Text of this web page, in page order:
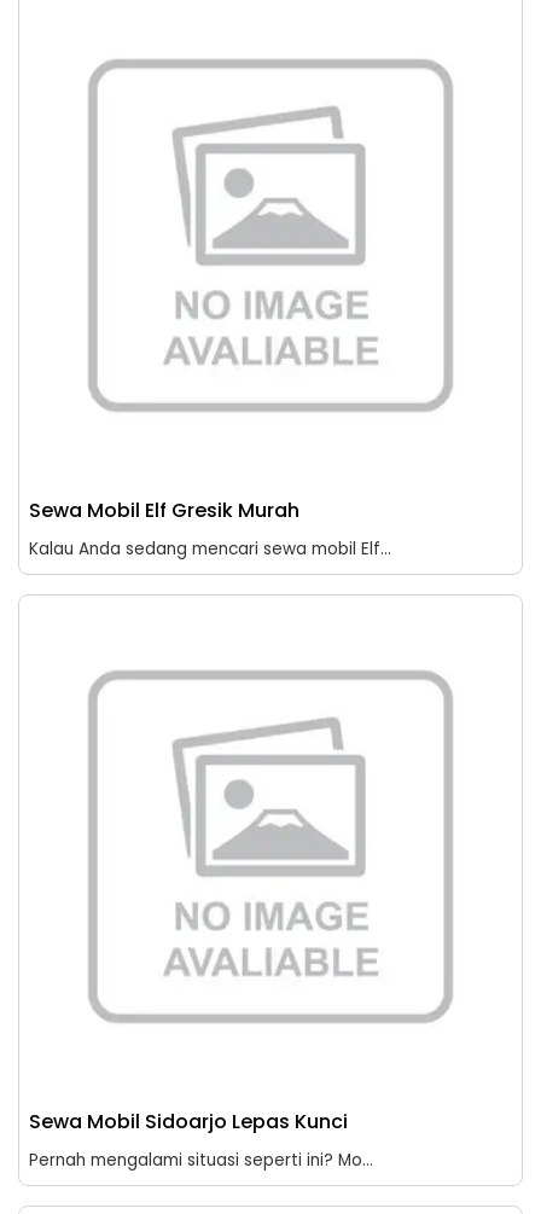
Sewa Mobil Elf Gresik Murah
Kalau Anda sedang mencari sewa mobil Elf...
Sewa Mobil Sidoarjo Lepas Kunci
Pernah mengalami situasi seperti ini? Mo...